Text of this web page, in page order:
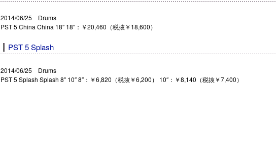
2014/06/25 Drums
PST 5 China China 18″ 18″：￥20,460（税抜￥18,600）
PST 5 Splash
2014/06/25 Drums
PST 5 Splash Splash 8″ 10″ 8″：￥6,820（税抜￥6,200） 10″：￥8,140（税抜￥7,400）